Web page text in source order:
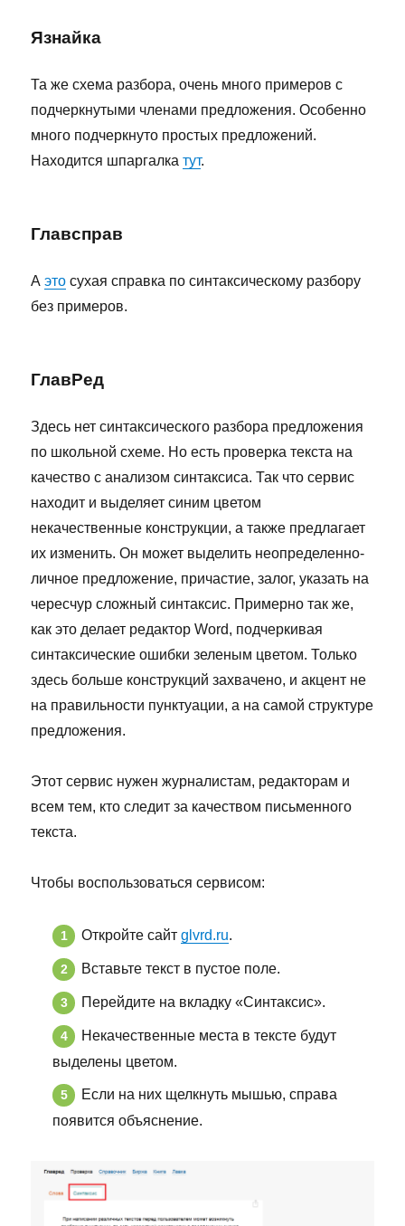
Язнайка
Та же схема разбора, очень много примеров с
подчеркнутыми членами предложения. Особенно
много подчеркнуто простых предложений.
Находится шпаргалкатут.
Главсправ
Аэто сухая справка по синтаксическому разбору
без примеров.
ГлавРед
Здесь нет синтаксического разбора предложения
по школьной схеме. Но есть проверка текста на
качество с анализом синтаксиса. Так что сервис
находит и выделяет синим цветом
некачественные конструкции, а также предлагает
их изменить. Он может выделить неопределенно-
личное предложение, причастие, залог, указать на
чересчур сложный синтаксис. Примерно так же,
как это делает редактор Word, подчеркивая
синтаксические ошибки зеленым цветом. Только
здесь больше конструкций захвачено, и акцент не
на правильности пунктуации, а на самой структуре
предложения.
Этот сервис нужен журналистам, редакторам и
всем тем, кто следит за качеством письменного
текста.
Чтобы воспользоваться сервисом:
Откройте сайтglvrd.ru.
Вставьте текст в пустое поле.
Перейдите на вкладку «Синтаксис».
Некачественные места в тексте будут
выделены цветом.
Если на них щелкнуть мышью, справа
появится объяснение.